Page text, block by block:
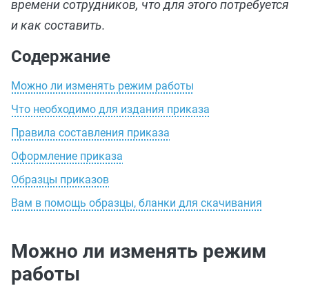
времени сотрудников, что для этого потребуется
и как составить.
Содержание
Можно ли изменять режим работы
Что необходимо для издания приказа
Правила составления приказа
Оформление приказа
Образцы приказов
Вам в помощь образцы, бланки для скачивания
Можно ли изменять режим
работы